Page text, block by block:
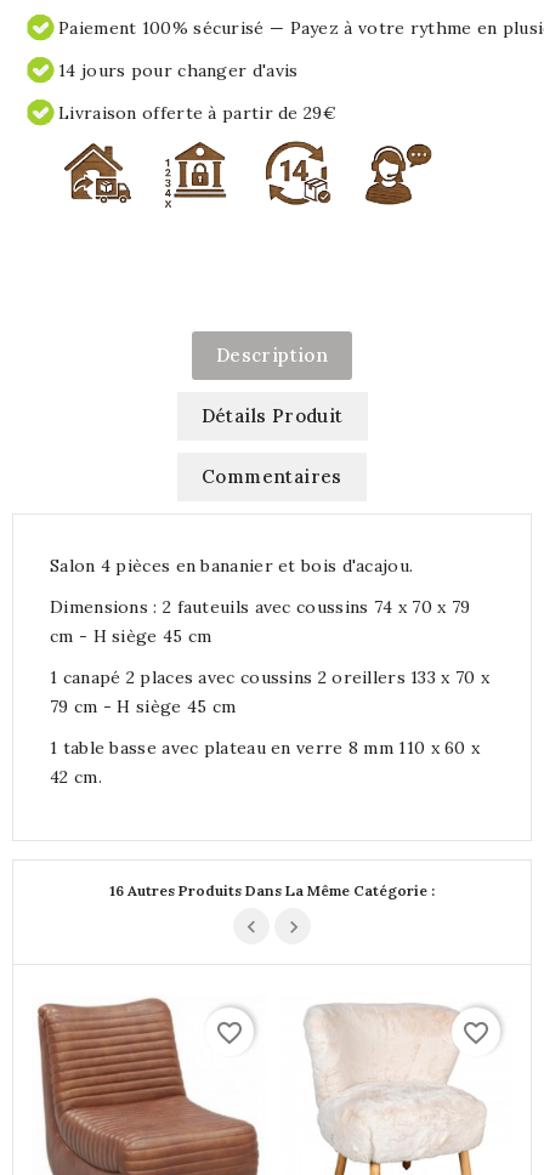
Paiement 100% sécurisé — Payez à votre rythme en
14 jours pour changer d'avis
Livraison offerte à partir de 29€
Description
Détails Produit
Commentaires
Salon 4 pièces en bananier et bois d'acajou.
Dimensions : 2 fauteuils avec coussins 74 x 70 x 79
cm - H siège 45 cm
1 canapé 2 places avec coussins 2 oreillers 133 x 70 x
79 cm - H siège 45 cm
1 table basse avec plateau en verre 8 mm 110 x 60 x
42 cm.
16 Autres Produits Dans La Même Catégorie :
favorite_border favorite_border